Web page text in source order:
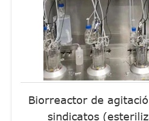
Biorreactor de
sindicatos